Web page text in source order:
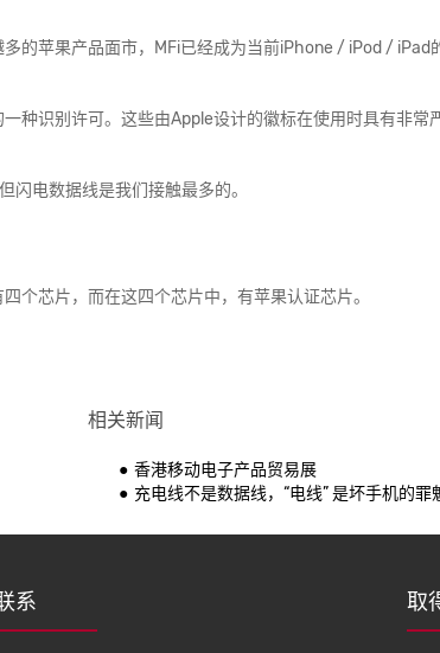
的苹果产品面市，MFi已经成为当前iPhone / iPod / iPad
识别许可。这些由Apple设计的徽标在使用时具有非常
电数据线是我们接触最多的。
个芯片，而在这四个芯片中，有苹果认证芯片。
相关新闻
香港移动电子产品贸易展
充电线不是数据线，“电线” 是坏手机的罪
系 取